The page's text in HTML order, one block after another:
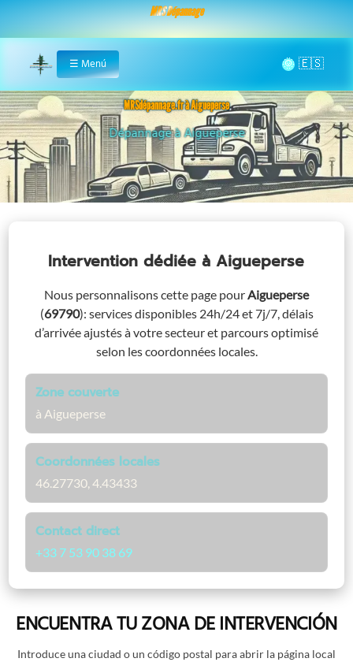
MRS Dépannage
Home
☰ Menú 🌞
MRSdépannage.fr à Aigueperse
Assistance 24/7 à Aigueperse
Intervention dédiéeà Aigueperse
Nous personnalisons cette page pourAigueperse
(69790): services disponibles 24h/24 et 7j/7, délais
d’arrivée ajustés à votre secteur et parcours optimisé
selon les coordonnées locales.
Zone couverte
à Aigueperse
Coordonnées locales
46.27730, 4.43433
Contact direct
+33 7 53 90 38 69
ENCUENTRA TU ZONA DE INTERVENCIÓN
Introduce una ciudad o un código postal para abrir la página local